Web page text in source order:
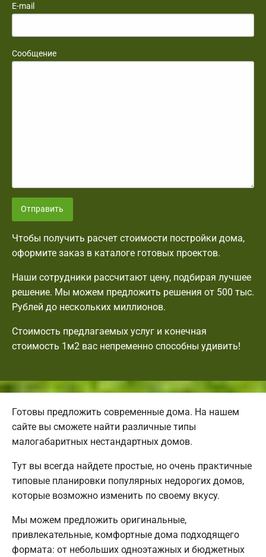
E-mail
Сообщение
Отправить
Чтобы получить расчет стоимости постройки дома,
оформите заказ в каталоге готовых проектов.
Наши сотрудники рассчитают цену, подбирая лучшее
решение. Мы можем предложить решения от 500 тыс.
Рублей до нескольких миллионов.
Стоимость предлагаемых услуг и конечная
стоимость 1м2 вас непременно способны удивить!
Готовы предложить современные дома. На нашем
сайте вы сможете найти различные типы
малогабаритных нестандартных домов.
Тут вы всегда найдете простые, но очень практичные
типовые планировки популярных недорогих домов,
которые возможно изменить по своему вкусу.
Мы можем предложить оригинальные,
привлекательные, комфортные дома подходящего
формата: от небольших одноэтажных и бюджетных